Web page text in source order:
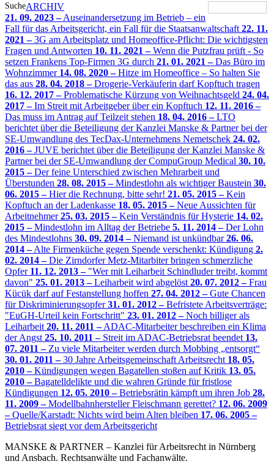
SucheARCHIV
21. 09. 2023 –Auseinandersetzung im Betrieb – ein
Fall für das Arbeitsgericht, ein Fall für die Staatsanwaltschaft 22. 11.
2021 –3G am Arbeitsplatz und Homeoffice-Pflicht: Die wichtigsten
Fragen und Antworten 10. 11. 2021 –Wenn die Putzfrau prüft - So
setzen Frankens Top-Firmen 3G durch 21. 01. 2021 –Das Büro im
Wohnzimmer 14. 08. 2020 –Hitze im Homeoffice – So halten Sie
das aus 28. 04. 2018 –Drogerie-Verkäuferin darf Kopftuch tragen
16. 12. 2017 –Problematische Kürzung von Weihnachtsgeld 24. 04.
2017 –Im Streit mit Arbeitgeber über ein Kopftuch 12. 11. 2016 –
Das muss im Antrag auf Teilzeit stehen 18. 04. 2016 –LTO
berichtet über die Beteiligung der Kanzlei Manske & Partner bei der
SE-Umwandlung des TecDax-Unternehmens Nemetschek 24. 02.
2016 –JUVE berichtet über die Beteiligung der Kanzlei Manske &
Partner bei der SE-Umwandlung der CompuGroup Medical 30. 10.
2015 –Der feine Unterschied zwischen Mehrarbeit und
Überstunden 28. 08. 2015 –Mindestlohn als wichtiger Baustein 30.
06. 2015 –Hier die Rechnung, bitte sehr! 21. 05. 2015 –Kein
Kopftuch an der Ladenkasse 18. 05. 2015 –Neue Aussichten für
Arbeitnehmer25. 03. 2015 –Kein Verständnis für Hysterie 14. 02.
2015 –Mindestlohn im Alltag der Betriebe 5. 11. 2014 –Der Lohn
des Mindestlohns 30. 09. 2014 –Niemand ist unkündbar26. 06.
2014 –Alte Firmenküche gegen Spende verschenkt: Kündigung 2.
02. 2014 –Die Zirndorfer Metz-Mitarbiter bringen schmerzliche
Opfer 11. 12. 2013 –"Wer mit Leiharbeit Schindluder treibt, kommt
davon" 25. 01. 2013 –Leiharbeit wird abgelöst 20. 07. 2012 –Frau
Kücük darf auf Festanstellung hoffen 27. 04. 2012 –Gute Chancen
für Diskriminierungsopfer31. 01. 2012 –Befristete Arbeitsverträge:
"EuGH-Urteil kein Fortschritt" 23. 01. 2012 –Noch billiger als
Leiharbeit 20. 11. 2011 –ADAC-Mitarbeiter beschreiben ein Klima
der Angst 25. 10. 2011 –Streit im ADAC-Betriebsrat beendet 13.
07. 2011 –Zu viele Mitarbeiter werden durch Mobbing „entsorgt“
30. 01. 2011 –30 Jahre Arbeitsgemeinschaft Arbeitsrecht 18. 05.
2010 –Kündigungen wegen Bagatellen stoßen auf Kritik 13. 05.
2010 –Bagatelldelikte und die wahren Gründe für fristlose
Kündigungen 12. 05. 2010 –Betriebsrätin kämpft um ihren Job 28.
11. 2009 –Modellbahnhersteller Fleischmann gerettet? 12. 06. 2009
–Quelle/Karstadt: Nichts wird beim Alten bleiben 17. 06. 2005 –
Betriebsrat siegt vor dem Arbeitsgericht
MANSKE & PARTNER – Kanzlei für Arbeitsrecht in Nürnberg
und Ansbach. Rechtsanwälte und Fachanwälte.